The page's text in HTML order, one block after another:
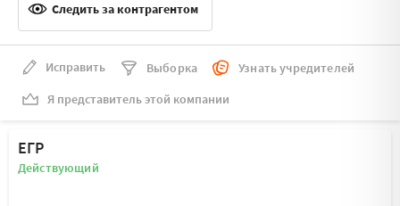
Нидерланды
Следить за контрагентом
Исправить Выборка
Узнать учредителей
Я представитель этой компании
ЕГР
Действующий